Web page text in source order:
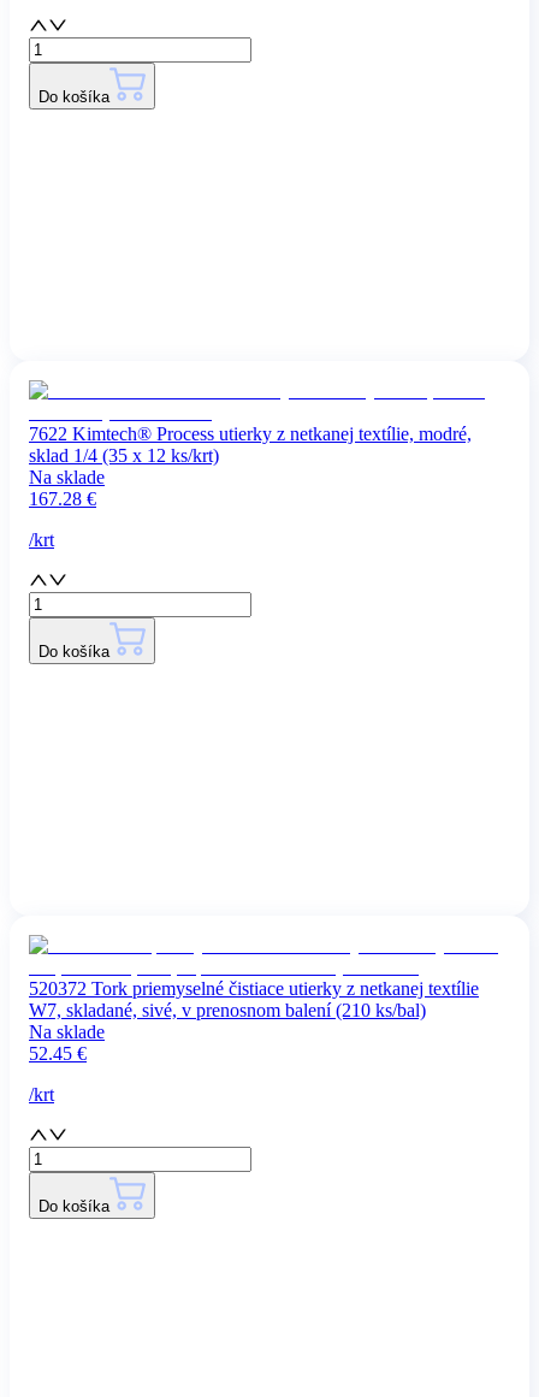
Do košíka
7622 Kimtech® Process utierky z netkanej textílie, modré,
sklad 1/4 (35 x 12 ks/krt)
Na sklade
167.28 €
/krt
Do košíka
520372 Tork priemyselné čistiace utierky z netkanej textílie
W7, skladané, sivé, v prenosnom balení (210 ks/bal)
Na sklade
52.45 €
/krt
Do košíka